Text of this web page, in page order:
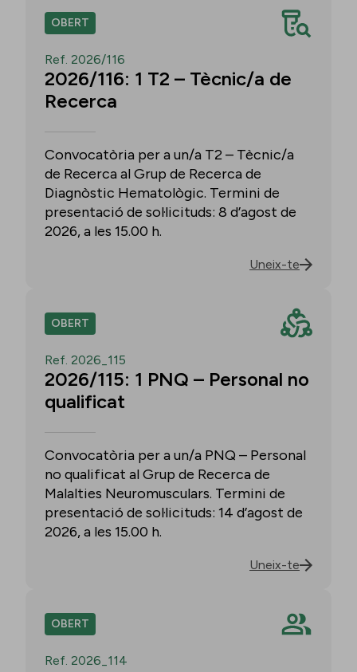
OBERT
Ref. 2026/116
2026/116: 1 T2 – Tècnic/a de
Recerca
Convocatòria per a un/a T2 – Tècnic/a
de Recerca al Grup de Recerca de
Diagnòstic Hematològic. Termini de
presentació de sol·licituds: 8 d’agost de
2026, a les 15.00 h.
Uneix-te
OBERT
Ref. 2026_115
2026/115: 1 PNQ – Personal no
qualificat
Convocatòria per a un/a PNQ – Personal
no qualificat al Grup de Recerca de
Malalties Neuromusculars. Termini de
presentació de sol·licituds: 14 d’agost de
2026, a les 15.00 h.
Uneix-te
OBERT
Ref. 2026_114